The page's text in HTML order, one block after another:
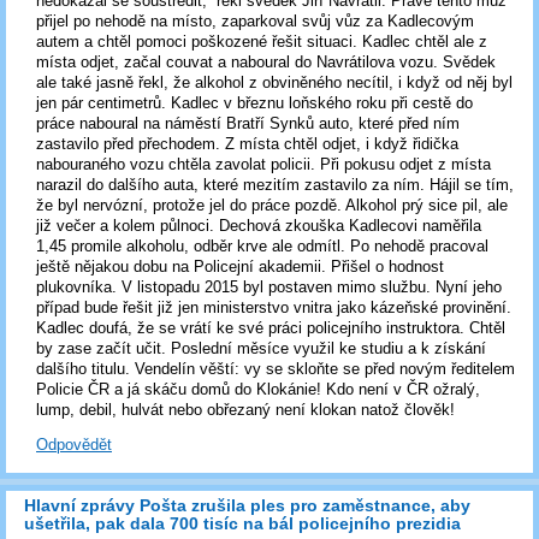
přijel po nehodě na místo, zaparkoval svůj vůz za Kadlecovým
autem a chtěl pomoci poškozené řešit situaci. Kadlec chtěl ale z
místa odjet, začal couvat a naboural do Navrátilova vozu. Svědek
ale také jasně řekl, že alkohol z obviněného necítil, i když od něj byl
jen pár centimetrů. Kadlec v březnu loňského roku při cestě do
práce naboural na náměstí Bratří Synků auto, které před ním
zastavilo před přechodem. Z místa chtěl odjet, i když řidička
nabouraného vozu chtěla zavolat policii. Při pokusu odjet z místa
narazil do dalšího auta, které mezitím zastavilo za ním. Hájil se tím,
že byl nervózní, protože jel do práce pozdě. Alkohol prý sice pil, ale
již večer a kolem půlnoci. Dechová zkouška Kadlecovi naměřila
1,45 promile alkoholu, odběr krve ale odmítl. Po nehodě pracoval
ještě nějakou dobu na Policejní akademii. Přišel o hodnost
plukovníka. V listopadu 2015 byl postaven mimo službu. Nyní jeho
případ bude řešit již jen ministerstvo vnitra jako kázeňské provinění.
Kadlec doufá, že se vrátí ke své práci policejního instruktora. Chtěl
by zase začít učit. Poslední měsíce využil ke studiu a k získání
dalšího titulu. Vendelín věští: vy se skloňte se před novým ředitelem
Policie ČR a já skáču domů do Klokánie! Kdo není v ČR ožralý,
lump, debil, hulvát nebo obřezaný není klokan natož člověk!
Odpovědět
Hlavní zprávy Pošta zrušila ples pro zaměstnance, aby
ušetřila, pak dala 700 tisíc na bál policejního prezidia